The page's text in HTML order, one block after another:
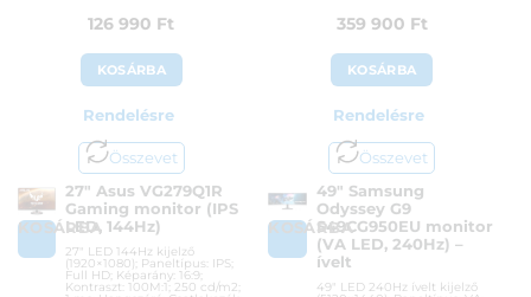
126 990 Ft
KOSÁRBA
Rendelésre
Összevet
KOSÁRBA
27″ Asus VG279Q1R
Gaming monitor (IPS
LED, 144Hz)
27″ LED 144Hz kijelző
(1920×1080); Paneltípus: IPS;
Full HD; Képarány: 16:9;
Kontraszt: 100M:1; 250 cd/m2;
359 900 Ft
KOSÁRBA
Rendelésre
Összevet
KOSÁRBA
49″ Samsung
Odyssey G9
S49CG950EU monitor
(VA LED, 240Hz) –
ívelt
49″ LED 240Hz ívelt kijelző